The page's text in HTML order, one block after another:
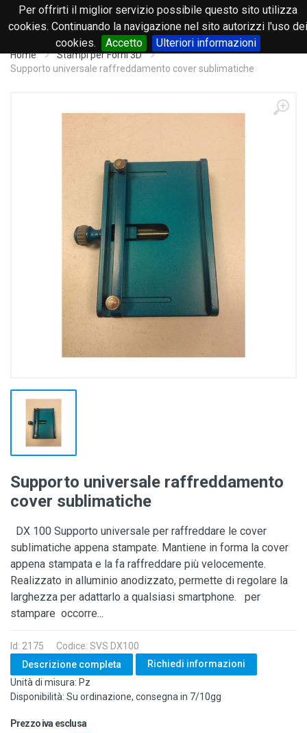
Per offrirti il miglior servizio possibile questo sito utilizza
cookies. Continuando la navigazione nel sito autorizzi l'uso dei
cookies.
Accetto Ulteriori informazioni
0
Home
Stampi per Forni 3D
Supporto universale raffreddamento cover sublimatiche
Supporto universale raffreddamento
cover sublimatiche
DX 100 Supporto universale per raffreddare le cover
sublimatiche appena stampate. Mantiene in forma la cover
appena stampata e la fa raffreddare più velocemente.
Realizzato in alluminio anodizzato, permette di regolare la
larghezza per adattarlo a qualsiasi smartphone. per
stampare occorre...
Id: 2175
Codice: SVS DX100
Descrizione completa
Richiedi informazioni
Unità di misura: Pz
Disponibilità: Su ordinazione, consegna in 7/10gg
Prezzo iva esclusa